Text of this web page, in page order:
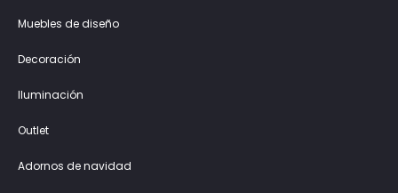
Muebles de diseño
Decoración
Iluminación
Outlet
Adornos de navidad